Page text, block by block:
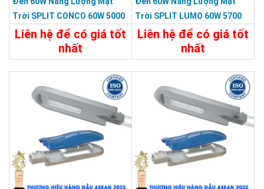
Cần Tìm Đại Lý Phân Phối Trên Toàn Quốc.
Giao hàng các tỉnh theo hình thức :Giao hàng - kiểm tra hàng
.
Trời SPLIT CONCO 60W 5000
Màu Xám KY-F-HX-001-C1
Liên hệ để có giá tốt
nhất
Trời SPLIT LUMO 60W 5700
Màu Xám KY-FXC-002
Liên hệ để có giá tốt
nhất